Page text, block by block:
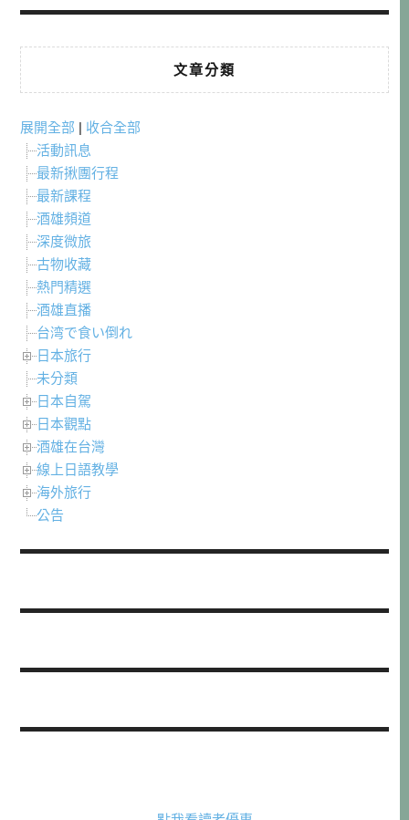
文章分類
展開全部 | 收合全部
活動訊息
最新揪團行程
最新課程
酒雄頻道
深度微旅
古物收藏
熱門精選
酒雄直播
台湾で食い倒れ
日本旅行
未分類
日本自駕
日本觀點
酒雄在台灣
線上日語教學
海外旅行
公告